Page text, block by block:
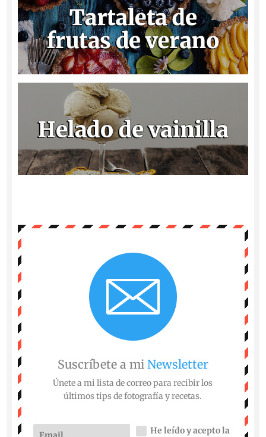
Suscríbete a mi Newsletter
Únete a mi lista de correo para recibir los
últimos tips de fotografía y recetas.
He leído y acepto la